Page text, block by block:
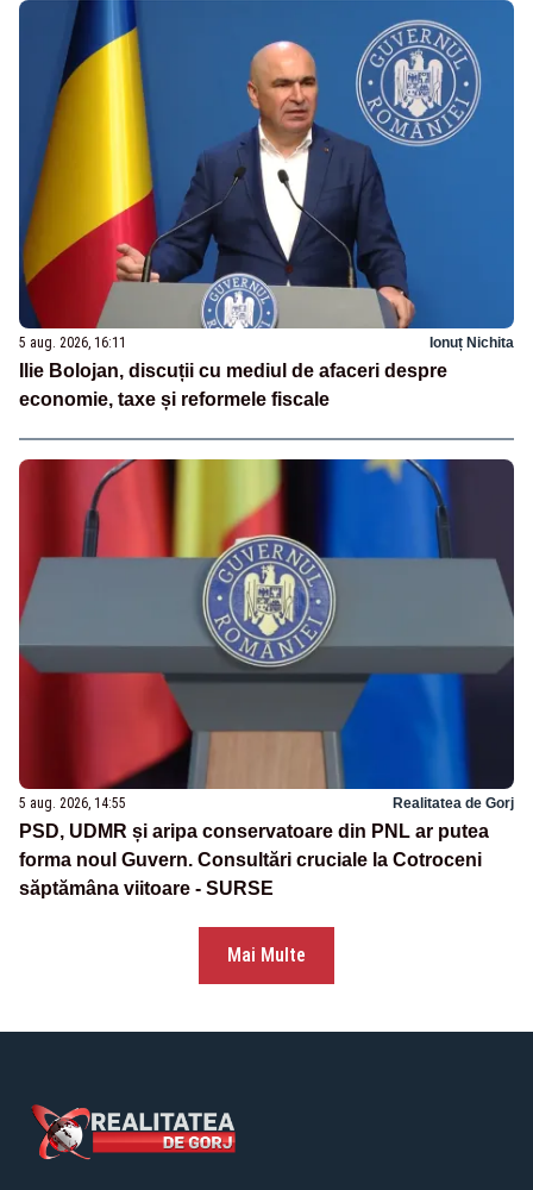
5 aug. 2026, 16:11 Ionuț Nichita
Ilie Bolojan, discuții cu mediul de afaceri despre
economie, taxe și reformele fiscale
5 aug. 2026, 14:55 Realitatea de Gorj
PSD, UDMR și aripa conservatoare din PNL ar putea
forma noul Guvern. Consultări cruciale la Cotroceni
săptămâna viitoare - SURSE
Mai Multe